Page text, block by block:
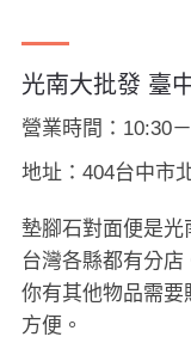
光南大批發 臺
營業時間：10:30
地址：404台中市
墊腳石對面便是光
台灣各縣都有分
你有其他物品需要
方便。